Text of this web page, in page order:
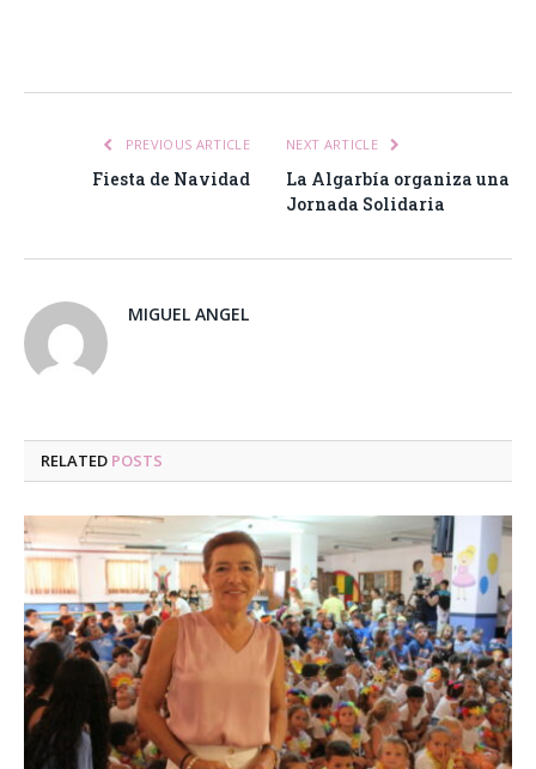
PREVIOUS ARTICLE
Fiesta de Navidad
NEXT ARTICLE
La Algarbía organiza una
Jornada Solidaria
MIGUEL ANGEL
RELATED POSTS